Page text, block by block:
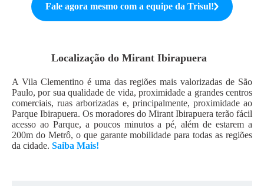
Fale agora mesmo com a equipe da Trisul!
Localização do Mirant Ibirapuera
A Vila Clementino é uma das regiões mais valorizadas de São
Paulo, por sua qualidade de vida, proximidade a grandes centros
comerciais, ruas arborizadas e, principalmente, proximidade ao
Parque Ibirapuera. Os moradores do Mirant Ibirapuera terão fácil
acesso ao Parque, a poucos minutos a pé, além de estarem a
200m do Metrô, o que garante mobilidade para todas as regiões
da cidade. Saiba Mais!